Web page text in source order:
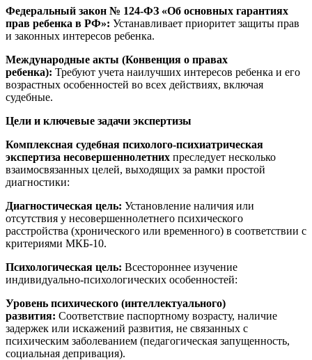
Федеральный закон № 124-ФЗ «Об основных гарантиях
прав ребенка в РФ»: Устанавливает приоритет защиты прав
и законных интересов ребенка.
Международные акты (Конвенция о правах
ребенка): Требуют учета наилучших интересов ребенка и его
возрастных особенностей во всех действиях, включая
судебные.
Цели и ключевые задачи экспертизы
Комплексная судебная психолого-психиатрическая
экспертиза несовершеннолетних преследует несколько
взаимосвязанных целей, выходящих за рамки простой
диагностики:
Диагностическая цель: Установление наличия или
отсутствия у несовершеннолетнего психического
расстройства (хронического или временного) в соответствии с
критериями МКБ-10.
Психологическая цель: Всестороннее изучение
индивидуально-психологических особенностей:
Уровень психического (интеллектуального)
развития: Соответствие паспортному возрасту, наличие
задержек или искажений развития, не связанных с
психическим заболеванием (педагогическая запущенность,
социальная депривация).